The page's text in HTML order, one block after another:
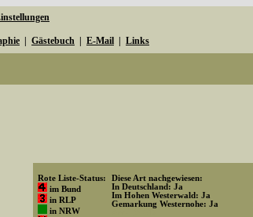
Gästebuch E-Mail Links
Rote Liste-Status:
im Bund
in RLP
in NRW
Diese Art nachgewiesen:
In Deutschland: Ja
Im Hohen Westerwald: Ja
Gemarkung Westernohe: Ja